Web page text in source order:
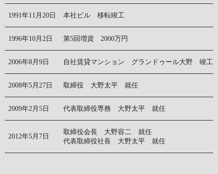
1991年11月20日 本社ビル 移転竣工
1996年10月2日 第5回増資 2000万円
2006年8月9日 自社賃貸マンション グランドゥール大野 竣工
2008年5月27日 取締役 大野太平 就任
2009年2月5日 代表取締役専務 大野太平 就任
2012年5月7日
取締役会長 大野容二 就任
代表取締役社長 大野太平 就任